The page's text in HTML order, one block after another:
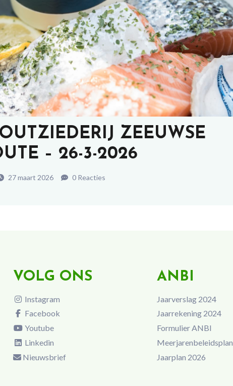
ZEEUWSE
– 26-3-2026
27 maart 2026 0 Reacties
VOLG ONS
Instagram
Facebook
Youtube
Linkedin
Nieuwsbrief
ANBI
Jaarverslag 2024
Jaarrekening 2024
Formulier ANBI
Meerjarenbeleidsplan
Jaarplan 2026